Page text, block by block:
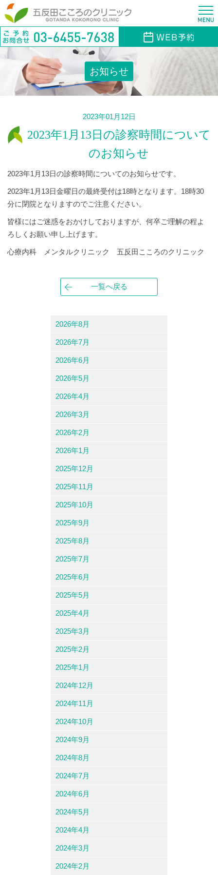
お知らせ
2023年01月12日
2023年1月13日の診察時間について
のお知らせ
2023年1月13日の診察時間についてのお知らせです。
2023年1月13日金曜日の最終受付は18時となります。18時30
分に閉院となりますのでご注意ください。
皆様にはご迷惑をおかけしておりますが、何卒ご理解の程よ
ろしくお願い申し上げます。
心療内科 メンタルクリニック 五反田こころのクリニック
一覧へ戻る
2026年8月
2026年7月
2026年6月
2026年5月
2026年4月
2026年3月
2026年2月
2026年1月
2025年12月
2025年11月
2025年10月
2025年9月
2025年8月
2025年7月
2025年6月
2025年5月
2025年4月
2025年3月
2025年2月
2025年1月
2024年12月
2024年11月
2024年10月
2024年9月
2024年8月
2024年7月
2024年6月
2024年5月
2024年4月
2024年3月
2024年2月